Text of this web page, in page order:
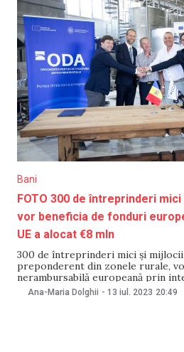
Bani
FOTO 300 de întreprinderi
vor beneficia de fonduri
UE a alocat €8 mln
300 de întreprinderi mici și mijlocii
preponderent din zonele rurale,
nerambursabilă europeană prin
pentru IMM-uri” pentru a-și crea,
internaționaliza afacerile. Pentru
Ana-Maria Dolghii - 13 iul. 2023 20:49